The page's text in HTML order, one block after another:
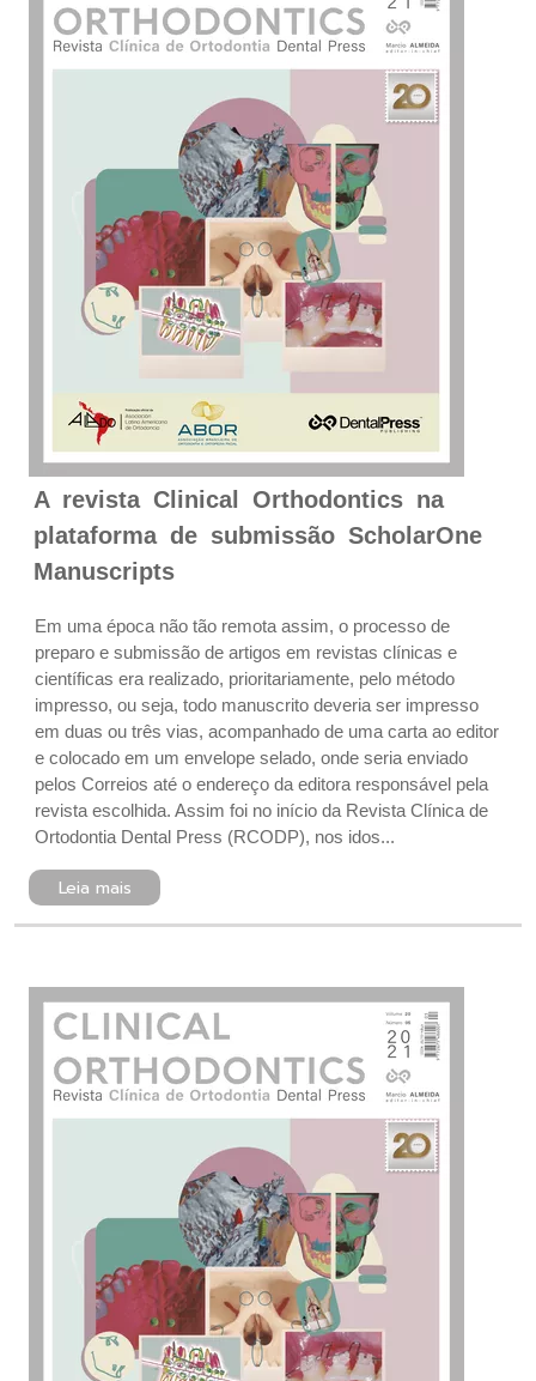
A revista Clinical Orthodontics na
plataforma de submissão ScholarOne
Manuscripts
Em uma época não tão remota assim, o processo de
preparo e submissão de artigos em revistas clínicas e
científicas era realizado, prioritariamente, pelo método
impresso, ou seja, todo manuscrito deveria ser impresso
em duas ou três vias, acompanhado de uma carta ao editor
e colocado em um envelope selado, onde seria enviado
pelos Correios até o endereço da editora responsável pela
revista escolhida. Assim foi no início da Revista Clínica de
Ortodontia Dental Press (RCODP), nos idos...
Leia mais